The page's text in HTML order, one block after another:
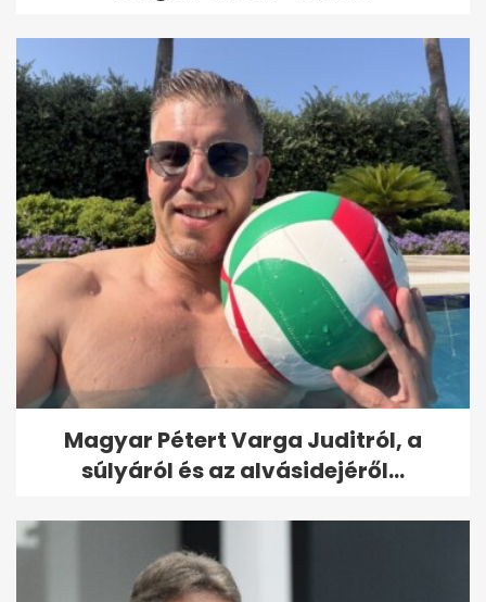
Magyar Pétert Varga Juditról, a
súlyáról és az alvásidejéről...